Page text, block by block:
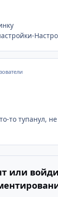
то тупанул,
или